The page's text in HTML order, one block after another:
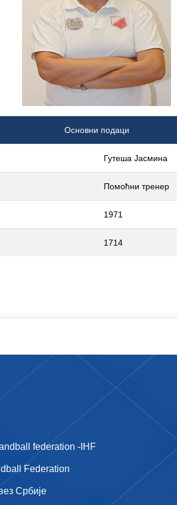
Основни подаци
Гутеша Јасмина
Помоћни тренер
1971
1714
federation -IHF
Federation
Србије